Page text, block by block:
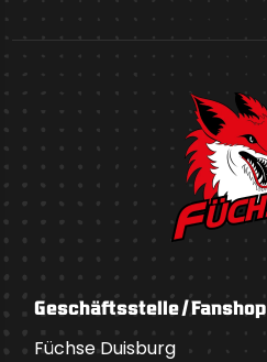
Geschäftsstelle / Fanshop
Füchse Duisburg